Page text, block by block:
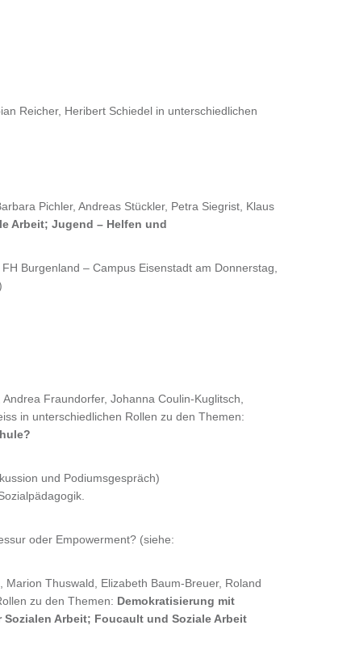
Reicher, Heribert Schiedel in unterschiedlichen
Pichler, Andreas Stückler, Petra Siegrist, Klaus
Arbeit; Jugend – Helfen und
Burgenland – Campus Eisenstadt am Donnerstag,
Fraundorfer, Johanna Coulin-Kuglitsch,
in unterschiedlichen Rollen zu den Themen:
und Podiumsgespräch)
oder Empowerment? (siehe:
Thuswald, Elizabeth Baum-Breuer, Roland
zu den Themen: Demokratisierung mit
Arbeit; Foucault und Soziale Arbeit